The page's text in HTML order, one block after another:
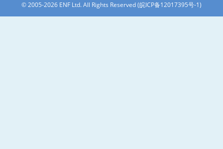
© 2005-2026 ENF Ltd. All Rights Reserved (皖ICP备12017395号-1)